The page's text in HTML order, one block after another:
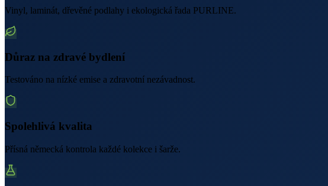
Vinyl, laminát, dřevěné podlahy i ekologická řada PURLINE.
Důraz na zdravé bydlení
Testováno na nízké emise a zdravotní nezávadnost.
Spolehlivá kvalita
Přísná německá kontrola každé kolekce i šarže.